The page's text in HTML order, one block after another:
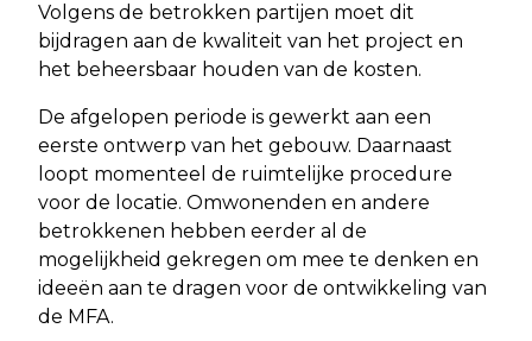
Volgens de betrokken partijen moet dit
bijdragen aan de kwaliteit van het project en
het beheersbaar houden van de kosten.
De afgelopen periode is gewerkt aan een
eerste ontwerp van het gebouw. Daarnaast
loopt momenteel de ruimtelijke procedure
voor de locatie. Omwonenden en andere
betrokkenen hebben eerder al de
mogelijkheid gekregen om mee te denken en
ideeën aan te dragen voor de ontwikkeling van
de MFA.